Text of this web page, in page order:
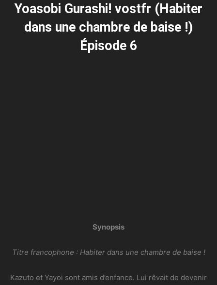
Yoasobi Gurashi! vostfr (Habiter
dans une chambre de baise !)
Épisode 6
Synopsis
Titre francophone : Habiter dans une chambre de baise !
Kazuto et Yayoi sont amis d’enfance. Lui rêvait de devenir